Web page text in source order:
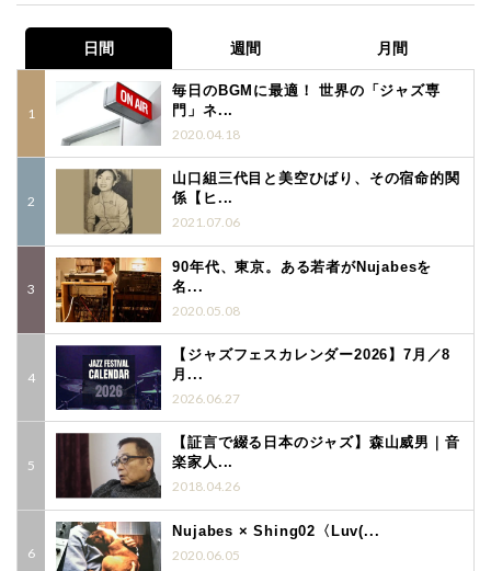
日間 週間 月間
毎日のBGMに最適！ 世界の「ジャズ専
門」ネ...
2020.04.18
山口組三代目と美空ひばり、その宿命的関
係【ヒ...
2021.07.06
90年代、東京。ある若者がNujabesを
名...
2020.05.08
【ジャズフェスカレンダー2026】7月／8
月...
2026.06.27
【証言で綴る日本のジャズ】森山威男｜音
楽家人...
2018.04.26
Nujabes × Shing02〈Luv(...
2020.06.05